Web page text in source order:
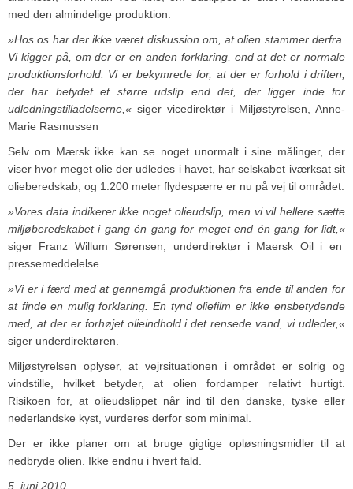
med den almindelige produktion.
»Hos os har der ikke været diskussion om, at olien stammer derfra.
Vi kigger på, om der er en anden forklaring, end at det er normale
produktionsforhold. Vi er bekymrede for, at der er forhold i driften,
der har betydet et større udslip end det, der ligger inde for
udledningstilladelserne,« siger vicedirektør i Miljøstyrelsen, Anne-
Marie Rasmussen
Selv om Mærsk ikke kan se noget unormalt i sine målinger, der
viser hvor meget olie der udledes i havet, har selskabet iværksat sit
olieberedskab, og 1.200 meter flydespærre er nu på vej til området.
»Vores data indikerer ikke noget olieudslip, men vi vil hellere sætte
miljøberedskabet i gang én gang for meget end én gang for lidt,«
siger Franz Willum Sørensen, underdirektør i Maersk Oil i en
pressemeddelelse.
»Vi er i færd med at gennemgå produktionen fra ende til anden for
at finde en mulig forklaring. En tynd oliefilm er ikke ensbetydende
med, at der er forhøjet olieindhold i det rensede vand, vi udleder,«
siger underdirektøren.
Miljøstyrelsen oplyser, at vejrsituationen i området er solrig og
vindstille, hvilket betyder, at olien fordamper relativt hurtigt.
Risikoen for, at olieudslippet når ind til den danske, tyske eller
nederlandske kyst, vurderes derfor som minimal.
Der er ikke planer om at bruge gigtige opløsningsmidler til at
nedbryde olien. Ikke endnu i hvert fald.
5. juni 2010